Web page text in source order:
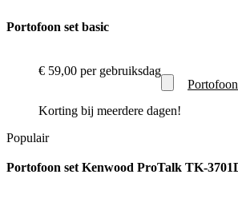
Portofoon set basic
€ 59,00 per gebruiksdag
Korting bij meerdere dagen!
Portofoon set Kenwood ProTalk TK-
Populair